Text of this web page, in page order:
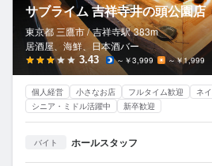
サブライム 吉祥寺井の頭公園店
東京都 三鷹市 / 吉祥寺駅 383m
居酒屋、海鮮、日本酒バー
3.43 ～￥3,999 ～￥1,999
個人経営 小さなお店 フルタイム歓迎
ネ
シニア・ミドル活躍中
新卒歓迎
バイト ホールスタッフ